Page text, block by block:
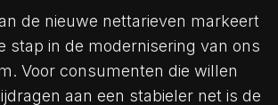
de nieuwe nettarieven markeert
stap in de modernisering van ons
Voor consumenten die willen
aan een stabieler net is de